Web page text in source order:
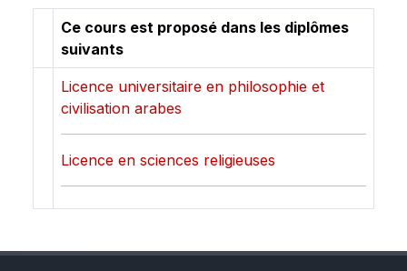
Ce cours est proposé dans les diplômes
suivants
Licence universitaire en philosophie et
civilisation arabes
Licence en sciences religieuses